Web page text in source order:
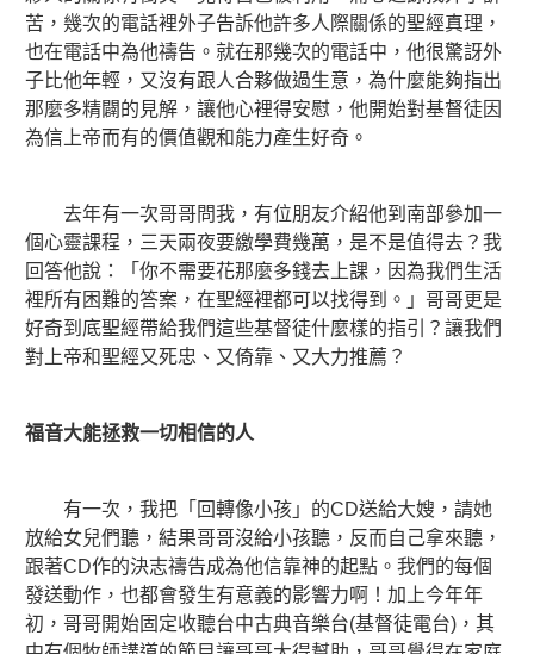
苦，幾次的電話裡外子告訴他許多人際關係的聖經真理，
也在電話中為他禱告。就在那幾次的電話中，他很驚訝外
子比他年輕，又沒有跟人合夥做過生意，為什麼能夠指出
那麼多精闢的見解，讓他心裡得安慰，他開始對基督徒因
為信上帝而有的價值觀和能力產生好奇。
去年有一次哥哥問我，有位朋友介紹他到南部參加一
個心靈課程，三天兩夜要繳學費幾萬，是不是值得去？我
回答他說：「你不需要花那麼多錢去上課，因為我們生活
裡所有困難的答案，在聖經裡都可以找得到。」哥哥更是
好奇到底聖經帶給我們這些基督徒什麼樣的指引？讓我們
對上帝和聖經又死忠、又倚靠、又大力推薦？
福音大能拯救一切相信的人
有一次，我把「回轉像小孩」的CD送給大嫂，請她
放給女兒們聽，結果哥哥沒給小孩聽，反而自己拿來聽，
跟著CD作的決志禱告成為他信靠神的起點。我們的每個
發送動作，也都會發生有意義的影響力啊！加上今年年
初，哥哥開始固定收聽台中古典音樂台(基督徒電台)，其